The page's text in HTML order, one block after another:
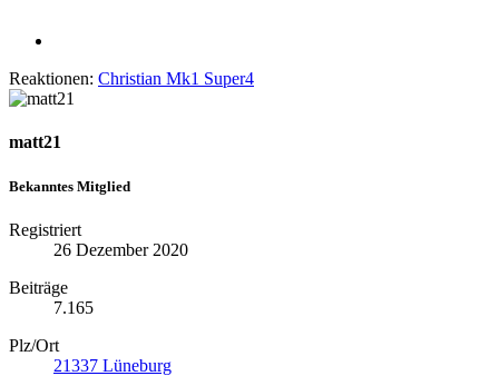
Reaktionen: Christian Mk1 Super4
matt21
Bekanntes Mitglied
Registriert
26 Dezember 2020
Beiträge
7.165
Plz/Ort
21337 Lüneburg